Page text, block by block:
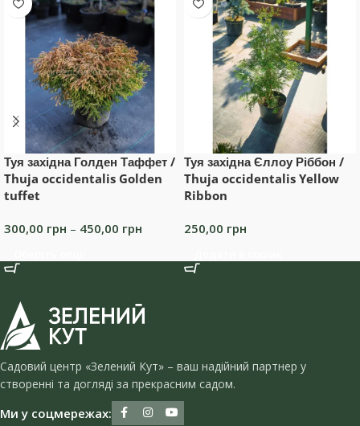
Туя західна Голден Таффет /
Thuja occidentalis Golden
tuffet
300,00 грн – 450,00 грн
Туя західна Єллоу Ріббон /
Thuja occidentalis Yellow
Ribbon
250,00 грн
Садовий центр «Зелений Кут» – ваш надійний партнер у
створенні та догляді за прекрасним садом.
Ми у соцмережах: